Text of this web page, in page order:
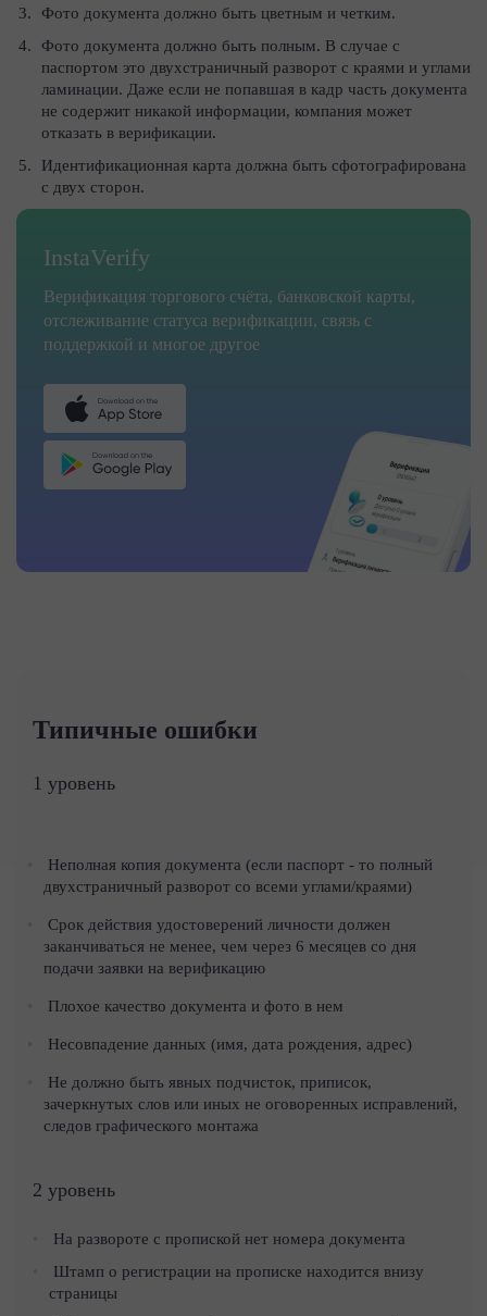
Фото документа должно быть цветным и четким.
Фото документа должно быть полным. В случае с
паспортом это двухстраничный разворот с краями и углами
ламинации. Даже если не попавшая в кадр часть документа
не содержит никакой информации, компания может
отказать в верификации.
Идентификационная карта должна быть сфотографирована
с двух сторон.
InstaVerify
Верификация торгового счёта, банковской карты,
отслеживание статуса верификации, связь с
поддержкой и многое другое
Типичные ошибки
1 уровень
Неполная копия документа (если паспорт - то полный
двухстраничный разворот со всеми углами/краями)
Срок действия удостоверений личности должен
заканчиваться не менее, чем через 6 месяцев со дня
подачи заявки на верификацию
Плохое качество документа и фото в нем
Несовпадение данных (имя, дата рождения, адрес)
Не должно быть явных подчисток, приписок,
зачеркнутых слов или иных не оговоренных исправлений,
следов графического монтажа
2 уровень
На развороте с пропиской нет номера документа
Штамп о регистрации на прописке находится внизу
страницы